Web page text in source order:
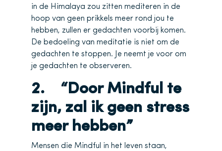
in de Himalaya zou zitten mediteren in de
hoop van geen prikkels meer rond jou te
hebben, zullen er gedachten voorbij komen.
De bedoeling van meditatie is niet om de
gedachten te stoppen. Je neemt je voor om
je gedachten te observeren.
2. “Door Mindful te
zijn, zal ik geen stress
meer hebben”
Mensen die Mindful in het leven staan,